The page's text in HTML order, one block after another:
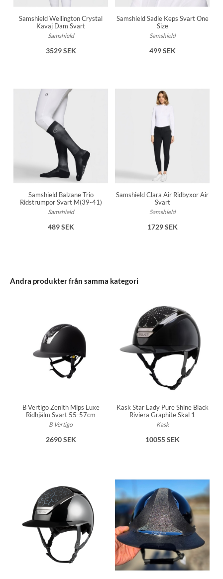
möter elegans.
Samshield Wellington Crystal
Kavaj Dam Svart
Samshield
3529 SEK
Samshield Sadie Keps Svart One
Size
Samshield
499 SEK
Samshield Balzane Trio
Ridstrumpor Svart M(39-41)
Samshield
489 SEK
Samshield Clara Air Ridbyxor Air
Svart
Samshield
1729 SEK
Andra produkter från samma kategori
B Vertigo Zenith Mips Luxe
Ridhjälm Svart 55-57cm
B Vertigo
2690 SEK
Kask Star Lady Pure Shine Black
Riviera Graphite Skal 1
Kask
10055 SEK